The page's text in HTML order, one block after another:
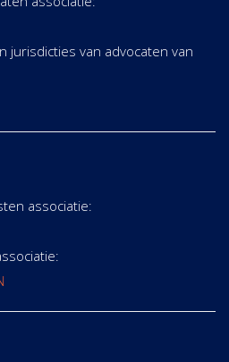
jurisdicties van advocaten van
associatie: